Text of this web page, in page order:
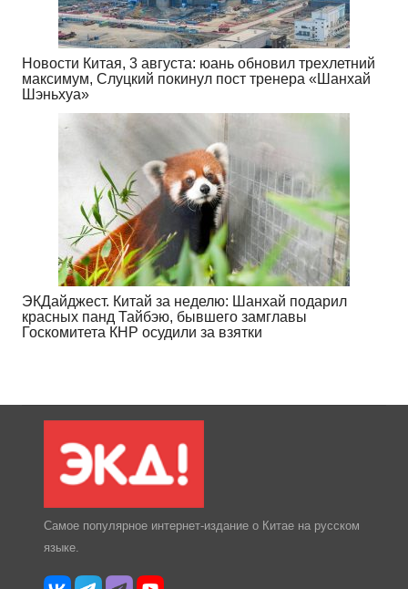
Новости Китая, 3 августа: юань обновил трехлетний
максимум, Слуцкий покинул пост тренера «Шанхай
Шэньхуа»
ЭКДайджест. Китай за неделю: Шанхай подарил
красных панд Тайбэю, бывшего замглавы
Госкомитета КНР осудили за взятки
Самое популярное интернет-издание о Китае на русском
языке.